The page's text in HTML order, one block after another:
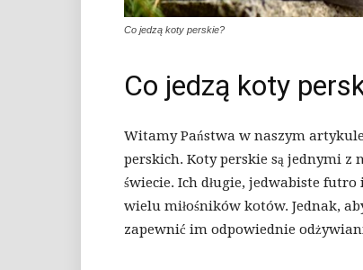
Co jedzą koty perskie?
Co jedzą koty
Witamy Państwa w naszym
perskich. Koty perskie są jednymi
świecie. Ich długie, jedwabiste
wielu miłośników kotów. Jednak,
zapewnić im odpowiednie